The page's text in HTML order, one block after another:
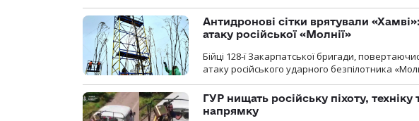
Антидронові сітки врятували
атаку російської «Молнії»
Бійці 128-ї Закарпатської бригади,
атаку російського ударного безпілотника
ГУР нищать російську піхоту,
напрямку